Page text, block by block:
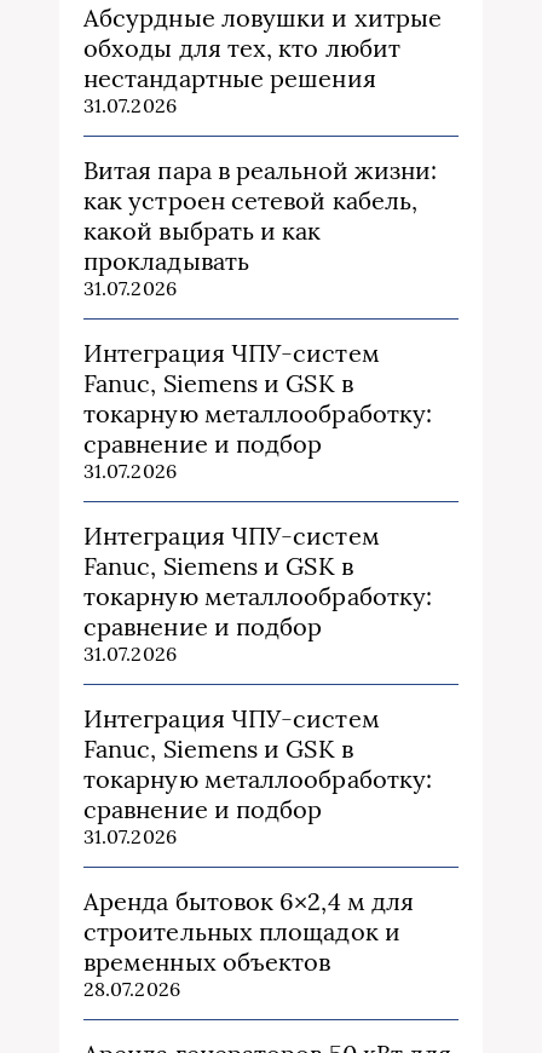
Абсурдные ловушки и хитрые
обходы для тех, кто любит
нестандартные решения
31.07.2026
Витая пара в реальной жизни:
как устроен сетевой кабель,
какой выбрать и как
прокладывать
31.07.2026
Интеграция ЧПУ-систем
Fanuc, Siemens и GSK в
токарную металлообработку:
сравнение и подбор
31.07.2026
Интеграция ЧПУ-систем
Fanuc, Siemens и GSK в
токарную металлообработку:
сравнение и подбор
31.07.2026
Интеграция ЧПУ-систем
Fanuc, Siemens и GSK в
токарную металлообработку:
сравнение и подбор
31.07.2026
Аренда бытовок 6×2,4 м для
строительных площадок и
временных объектов
28.07.2026